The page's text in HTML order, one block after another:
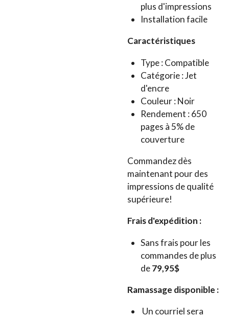
plus d'impressions
Installation facile
Caractéristiques
Type : Compatible
Catégorie : Jet
d'encre
Couleur : Noir
Rendement : 650
pages à 5% de
couverture
Commandez dès
maintenant pour des
impressions de qualité
supérieure!
Frais d'expédition :
Sans frais pour les
commandes de plus
de79,95$
Ramassage disponible :
Un courriel sera